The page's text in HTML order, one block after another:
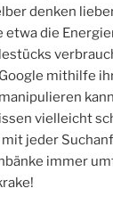
denken
etwa die
mithilfe
vielleicht
jeder
immer